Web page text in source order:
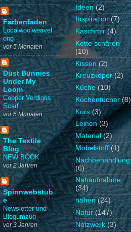
Farbenfaden
Localwoolweavel
ong
vor 5 Monaten
Dust Bunnies
Under My
Loom
Copper Verdigris
Scarf
vor 5 Monaten
The Textile
Blog
NEW BOOK:
vor 2 Jahren
Spinnwebstub
e
Newsletter und
Blogumzug
vor 3 Jahren
Ideen (2)
Inspiration (7)
Kaschmir (4)
Kette schären
(10)
Kissen (2)
Kreuzköper (2)
Küche (10)
Küchentücher (8)
Kurs (3)
Leinen (3)
Material (2)
Möbelstoff (1)
Nachbehandlung
(6)
Nahaufnahme
(34)
nähen (24)
Natur (147)
Netzwerk (3)